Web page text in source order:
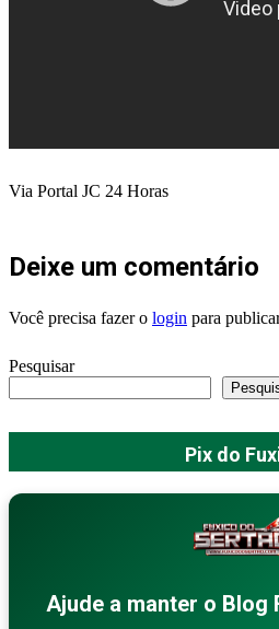
Via Portal JC 24 Horas
Deixe um comentário
Você precisa fazer o login para
Pesquisar
Pix do
Ajude a manter o Blog